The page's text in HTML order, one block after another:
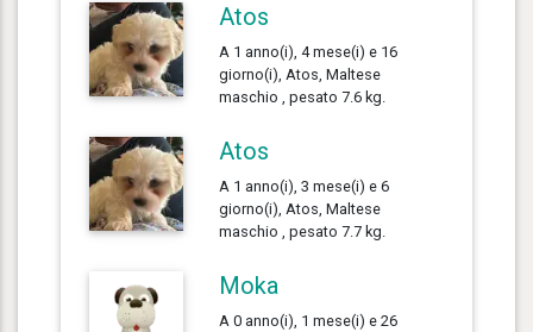
Atos
A 1 anno(i), 4 mese(i) e 16
giorno(i), Atos, Maltese
maschio , pesato 7.6 kg.
Atos
A 1 anno(i), 3 mese(i) e 6
giorno(i), Atos, Maltese
maschio , pesato 7.7 kg.
Moka
A 0 anno(i), 1 mese(i) e 26